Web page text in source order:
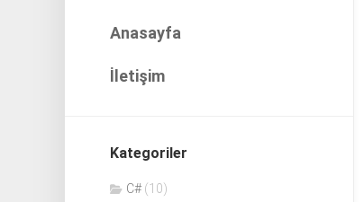
Anasayfa
İletişim
Kategoriler
C# (10)